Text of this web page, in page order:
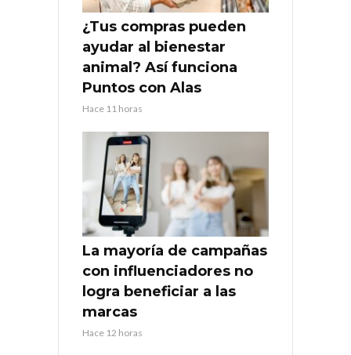
¿Tus compras pueden
ayudar al bienestar
animal? Así funciona
Puntos con Alas
Hace 11 horas
La mayoría de campañas
con influenciadores no
logra beneficiar a las
marcas
Hace 12 horas